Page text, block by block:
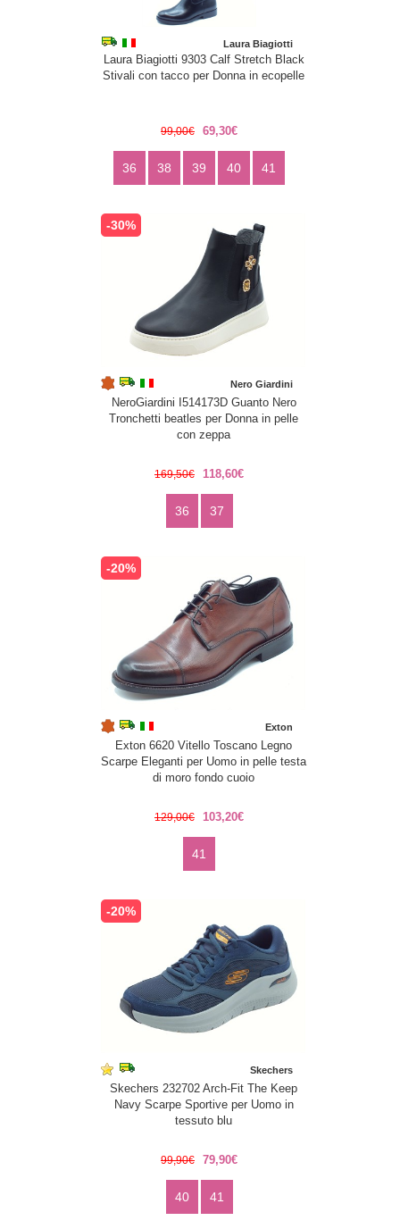
Laura Biagiotti
Laura Biagiotti 9303 Calf Stretch Black
Stivali con tacco per Donna in ecopelle
99,00€ 69,30€
36 38 39 40 41
-30%
Nero Giardini
NeroGiardini I514173D Guanto Nero
Tronchetti beatles per Donna in pelle
con zeppa
169,50€ 118,60€
36 37
-20%
Exton
Exton 6620 Vitello Toscano Legno
Scarpe Eleganti per Uomo in pelle testa
di moro fondo cuoio
129,00€ 103,20€
41
-20%
Skechers
Skechers 232702 Arch-Fit The Keep
Navy Scarpe Sportive per Uomo in
tessuto blu
99,90€ 79,90€
40 41